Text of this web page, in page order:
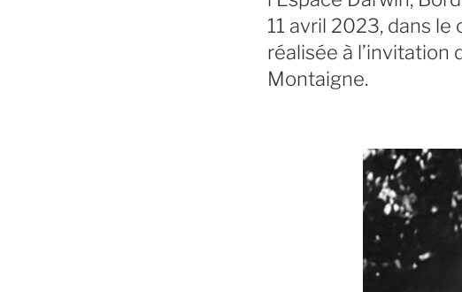
11 avril 2023, dans le
réalisée à l’invitation
Montaigne.